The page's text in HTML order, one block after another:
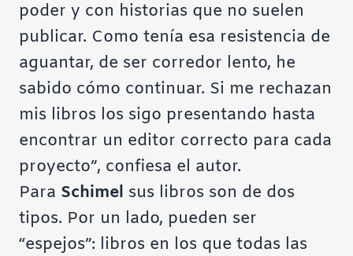
poder y con historias que no suelen
publicar. Como tenía esa resistencia de
aguantar, de ser corredor lento, he
sabido cómo continuar. Si me rechazan
mis libros los sigo presentando hasta
encontrar un editor correcto para cada
proyecto”, confiesa el autor.
Para Schimel sus libros son de dos
tipos. Por un lado, pueden ser
“espejos”: libros en los que todas las